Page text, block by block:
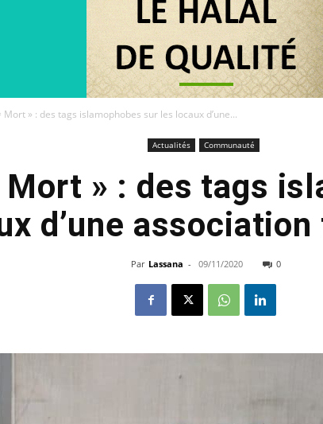
Mort » : des tags islamophobes sur les locaux d’une...
Actualités Communauté
Mort » : des tags
d’une
Par Lassana - 09/11/2020 0